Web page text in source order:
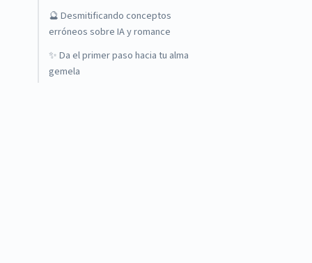
🔮 Desmitificando conceptos
erróneos sobre IA y romance
✨ Da el primer paso hacia tu alma
gemela